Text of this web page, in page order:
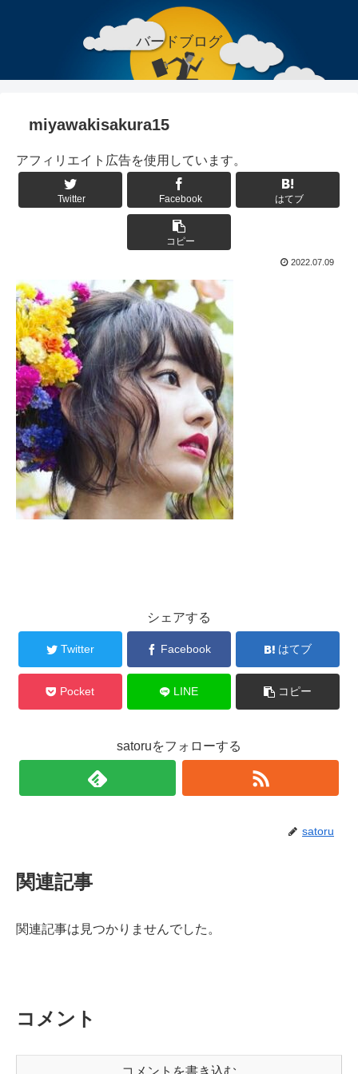
バードブログ
miyawakisakura15
アフィリエイト広告を使用しています。
Twitter Facebook はてブ
コピー
2022.07.09
シェアする
Twitter Facebook はてブ
Pocket LINE コピー
satoruをフォローする
satoru
関連記事
関連記事は見つかりませんでした。
コメント
コメントを書き込む